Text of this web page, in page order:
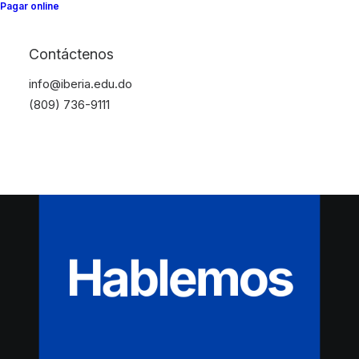
Pagar online
Contáctenos
info@iberia.edu.do
(809) 736-9111
Hablemos